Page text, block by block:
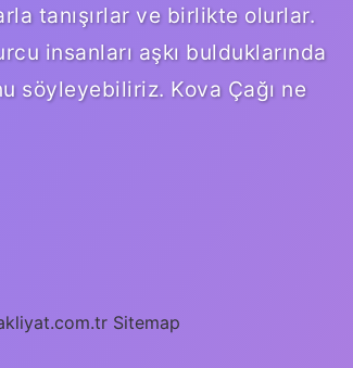
tanışırlar ve birlikte olurlar.
insanları aşkı bulduklarında
söyleyebiliriz. Kova Çağı ne
Sitemap